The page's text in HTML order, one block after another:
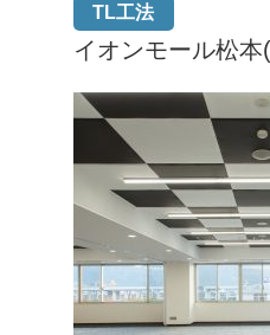
TL工法
イオンモール松